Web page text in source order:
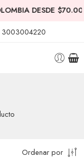
DESDE $70.000
3003004220
Ordenar por